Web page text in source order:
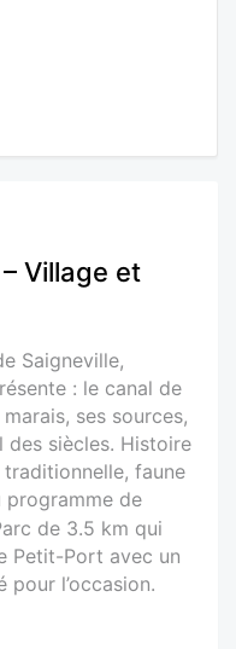
Village et
Saigneville,
: le canal de
ses sources,
siècles. Histoire
faune
programme de
de 3.5 km qui
Petit-Port avec un
l’occasion.